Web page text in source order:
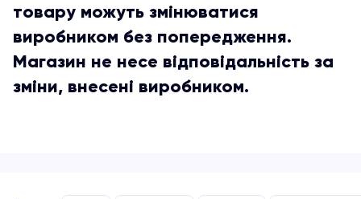
товару можуть змінюватися
виробником без попередження.
Магазин не несе відповідальність за
зміни, внесені виробником.